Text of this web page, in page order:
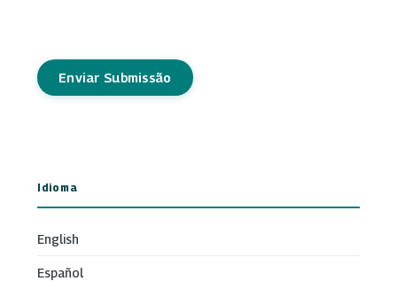
Enviar Submissão
Idioma
English
Español